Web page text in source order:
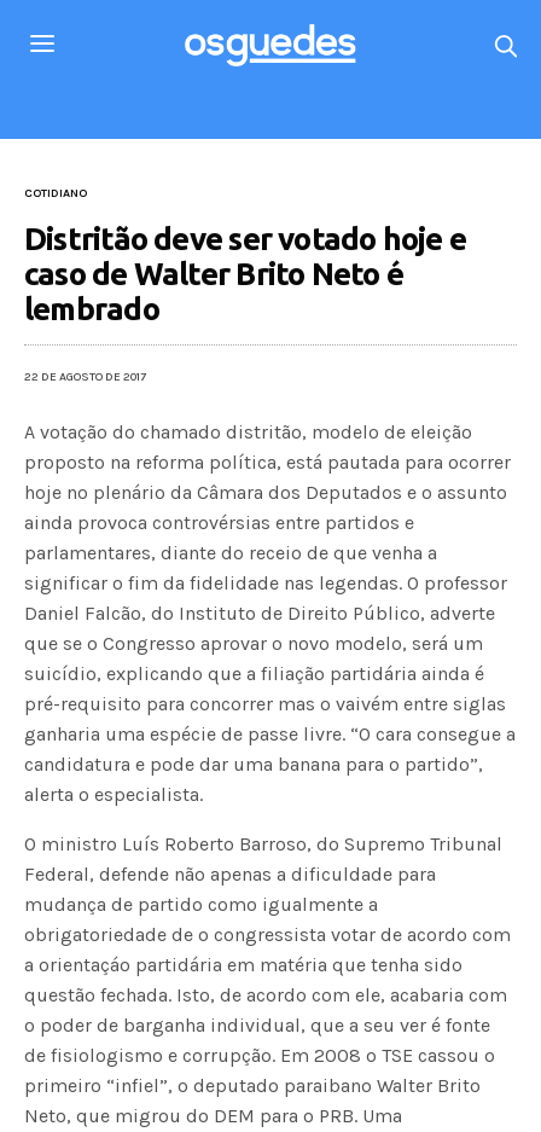
COTIDIANO
Distritão deve ser votado hoje e
caso de Walter Brito Neto é
lembrado
22 DE AGOSTO DE 2017
A votação do chamado distritão, modelo de eleição
proposto na reforma política, está pautada para ocorrer
hoje no plenário da Câmara dos Deputados e o assunto
ainda provoca controvérsias entre partidos e
parlamentares, diante do receio de que venha a
significar o fim da fidelidade nas legendas. O professor
Daniel Falcão, do Instituto de Direito Público, adverte
que se o Congresso aprovar o novo modelo, será um
suicídio, explicando que a filiação partidária ainda é
pré-requisito para concorrer mas o vaivém entre siglas
ganharia uma espécie de passe livre. “O cara consegue a
candidatura e pode dar uma banana para o partido”,
alerta o especialista.
O ministro Luís Roberto Barroso, do Supremo Tribunal
Federal, defende não apenas a dificuldade para
mudança de partido como igualmente a
obrigatoriedade de o congressista votar de acordo com
a orientaçáo partidária em matéria que tenha sido
questão fechada. Isto, de acordo com ele, acabaria com
o poder de barganha individual, que a seu ver é fonte
de fisiologismo e corrupção. Em 2008 o TSE cassou o
primeiro “infiel”, o deputado paraibano Walter Brito
Neto, que migrou do DEM para o PRB. Uma